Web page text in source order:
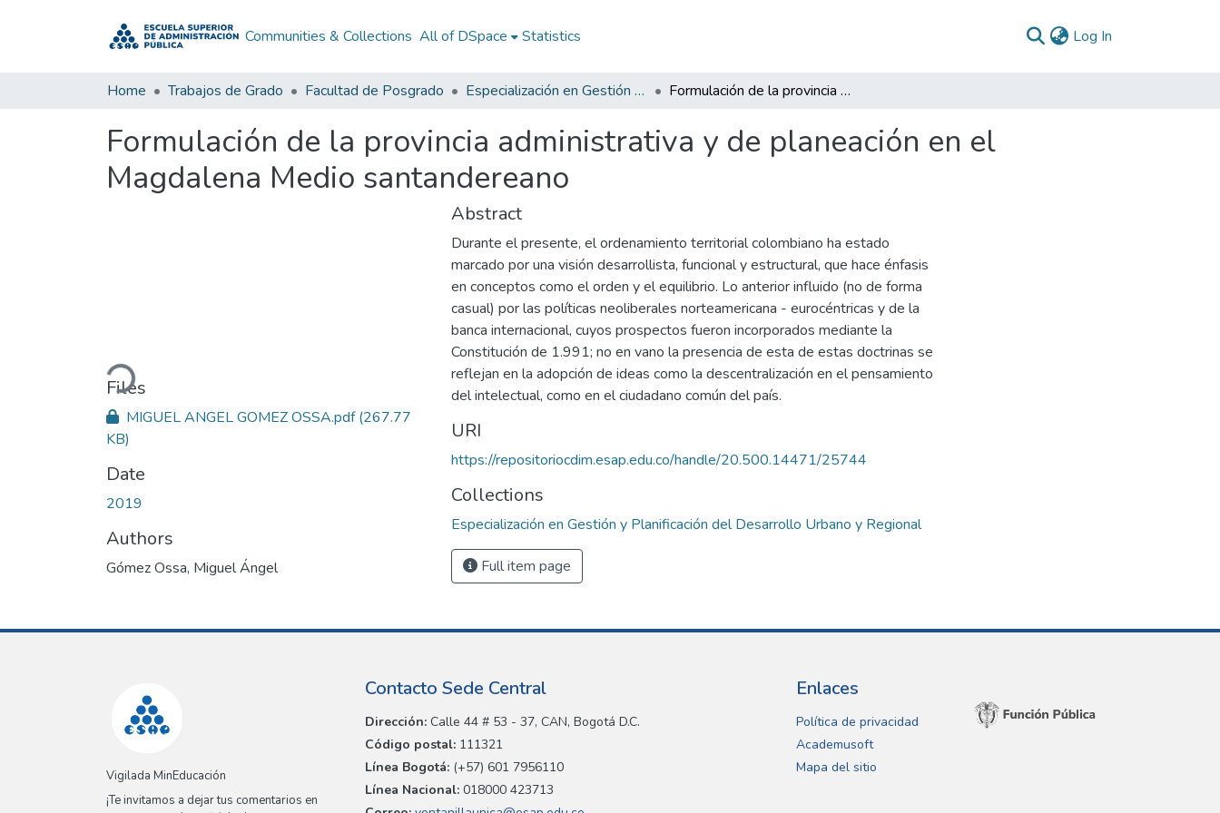
Communities & Collections All of DSpace Statistics Log In
Home Trabajos de Grado Facultad de Posgrado Especialización en Gestión y Planificación del Desarrollo Urbano y Regional Formulación de la provincia administrativa y de planeación en el Magdalena Medio santandereano
Formulación de la provincia administrativa y de planeación en el
Magdalena Medio santandereano
Loading...
Files
MIGUEL ANGEL GOMEZ OSSA.pdf(267.77
KB)
Date
2019
Authors
Gómez Ossa, Miguel Ángel
Abstract
Durante el presente, el ordenamiento territorial colombiano ha estado
marcado por una visión desarrollista, funcional y estructural, que hace énfasis
en conceptos como el orden y el equilibrio. Lo anterior influido (no de forma
casual) por las políticas neoliberales norteamericana - eurocéntricas y de la
banca internacional, cuyos prospectos fueron incorporados mediante la
Constitución de 1.991; no en vano la presencia de esta de estas doctrinas se
reflejan en la adopción de ideas como la descentralización en el pensamiento
del intelectual, como en el ciudadano común del país.
URI
https://repositoriocdim.esap.edu.co/handle/20.500.14471/25744
Collections
Especialización en Gestión y Planificación del Desarrollo Urbano y Regional
Full item page
Vigilada MinEducación
¡Te invitamos a dejar tus comentarios en
Contacto Sede Central
Dirección: Calle 44 # 53 - 37, CAN, Bogotá D.C.
Código postal: 111321
Línea Bogotá: (+57) 601 7956110
Línea Nacional: 018000 423713
Enlaces
Política de privacidad
Academusoft
Mapa del sitio